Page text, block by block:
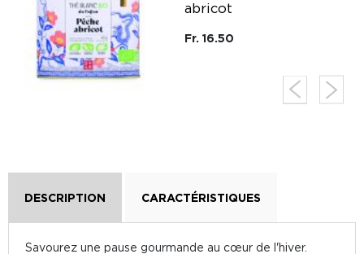
abricot
Fr. 16.50
DESCRIPTION CARACTÉRISTIQUES
Savourez une pause gourmande au cœur de l'hiver.